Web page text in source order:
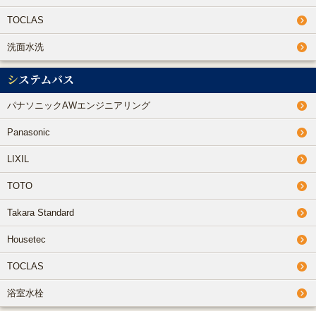
TOCLAS
洗面水洗
システムバス
パナソニックAWエンジニアリング
Panasonic
LIXIL
TOTO
Takara Standard
Housetec
TOCLAS
浴室水栓